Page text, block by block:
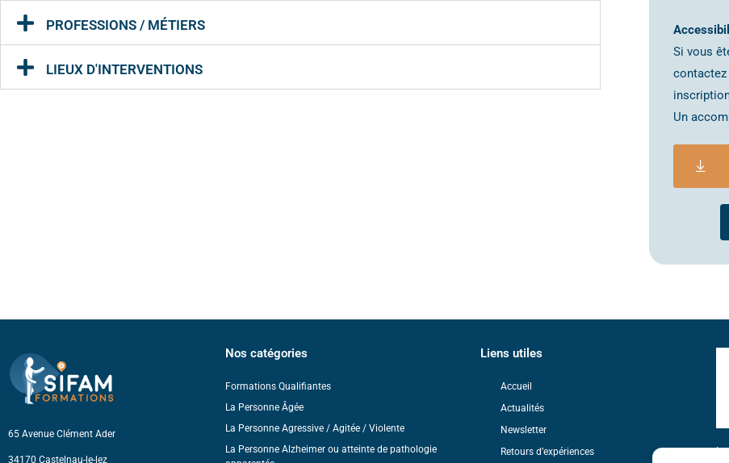
PROFESSIONS / MÉTIERS
LIEUX D'INTERVENTIONS
Si vous
Un
65 Avenue Clément Ader
34170 Castelnau-le-lez
Nos catégories
Formations Qualifiantes
La Personne Âgée
La Personne Agressive / Agitée / Violente
La Personne Alzheimer ou atteinte de pathologie
Liens utiles
Accueil
Actualités
Newsletter
Retours d’expériences